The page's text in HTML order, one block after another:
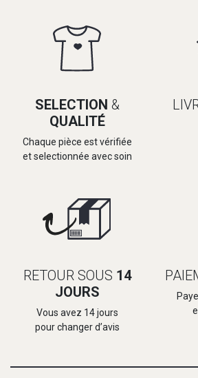
SELECTION &
QUALITÉ
Chaque pièce est vérifiée
et selectionnée avec soin
RETOUR SOUS 14
JOURS
Vous avez 14 jours
pour changer d’avis